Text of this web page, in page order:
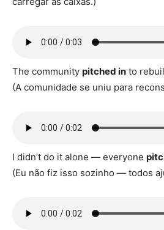
The community pitched in to
(A comunidade se uniu para
I didn’t do it alone — everyone
(Eu não fiz isso sozinho — todos